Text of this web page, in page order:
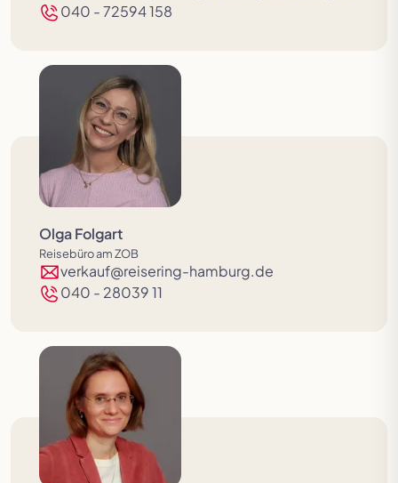
040 - 72594 158
Olga Folgart
Reisebüro am ZOB
verkauf@reisering-hamburg.de
040 - 28039 11